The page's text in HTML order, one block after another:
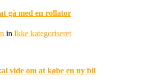
gå med en rollator
in Ikke kategoriseret
vide om at købe en ny bil